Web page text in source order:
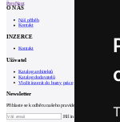
PrevNext
O NÁS
Náš příběh
Kontakt
INZERCE
Kontakt
Uživatel
Katalog architektů
Katalog dodavatelů
Vložit inzerát do burzy práce
Newsletter
Přihlaste se k odběru našeho pravidelného týdenního
Fill in „nospam“